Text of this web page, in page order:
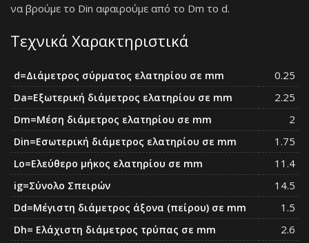
να βρούμε το Din αφαιρούμε από το Dm το d.
Τεχνικά Χαρακτηριστικά
d=Διάμετρος σύρματος ελατηρίου σε mm 0.25
Da=Eξωτερική διάμετρος ελατηρίου σε mm 2.25
Dm=Μέση διάμετρος ελατηρίου σε mm 2
Din=Εσωτερική διάμετρος ελατηρίου σε mm 1.75
Lo=Ελεύθερο μήκος ελατηρίου σε mm 11.4
ig=Σύνολο Σπειρών 14.5
Dd=Μέγιστη διάμετρος άξονα (πείρου) σε mm 1.5
Dh= Ελάχιστη διάμετρος τρύπας σε mm 2.6